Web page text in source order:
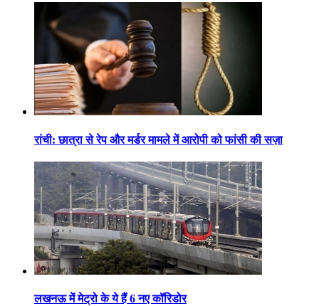
रांची: छात्रा से रेप और मर्डर मामले में आरोपी को फांसी की सज़ा
लखनऊ में मेट्रो के ये हैं 6 नए कॉरिडोर